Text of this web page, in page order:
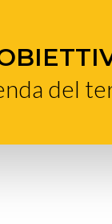
del